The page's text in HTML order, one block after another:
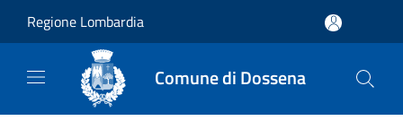
Regione Lombardia
Comune di Dossena